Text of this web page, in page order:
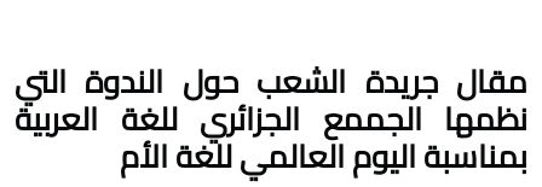
مقال جريدة الشعب حول الندوة التي
نظمها الجممع الجزائري للغة العربية
بمناسبة اليوم العالمي للغة الأم